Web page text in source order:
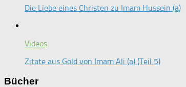
Die Liebe eines Christen zu Imam Hussein (a)
Videos
Zitate aus Gold von Imam Ali (a) (Teil 5)
Bücher